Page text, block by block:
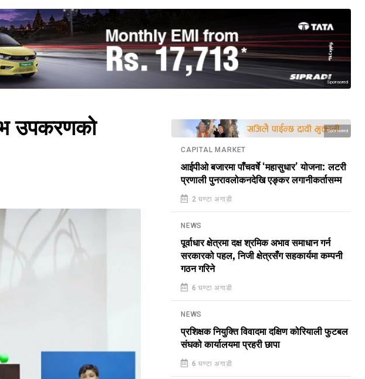
Sponsored
उपकरणको
Sponsored
CAPITAL MARKET
आईपीओ बजारमा पाँचवर्षे ‘महासुधार’ योजना: लटरी
प्रणाली पुनरावलोकनदेखि एङ्कर लगानीकर्तासम्म
2 घण्टा अगाडी
NEWS
पूर्वाधार क्षेत्रमा दक्ष श्रमिक अभाव समाधान गर्न
सरकारको पहल, निजी क्षेत्रसँग सहकार्यमा कम्पनी
गठन गरिने
6 घण्टा अगाडी
NEWS
प्रशिक्षक नियुक्ति विवादमा दक्षिण कोरियाली फुटबल
संघको कार्यालयमा प्रहरी छापा
6 घण्टा अगाडी